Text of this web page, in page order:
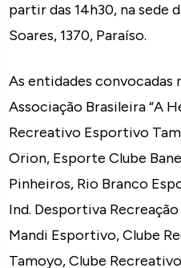
partir das 14h30, na sede
Soares, 1370, Paraíso.
As entidades
Associação Brasileira “A
Recreativo Esportivo
Orion, Esporte Clube
Pinheiros, Rio Branco
Ind. Desportiva
Mandi Esportivo, Clube
Tamoyo, Clube